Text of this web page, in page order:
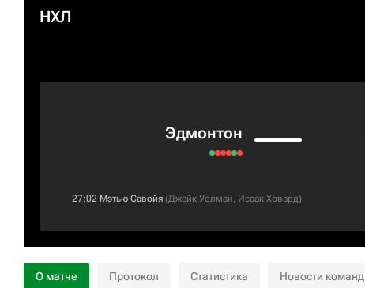
НХЛ
Эдмонтон
27:02 Мэтью Савойя (Джейк Уолман, Исаак Ховард)
О матче Протокол Статистика Новости команд